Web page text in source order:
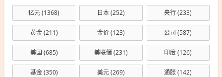
亿元(1368) 日本(252) 央行(233)
黄金(211) 金价(123) 公司 (587)
美国 (685) 美联储(231) 印度(126)
基金(350) 美元(269) 通胀(142)